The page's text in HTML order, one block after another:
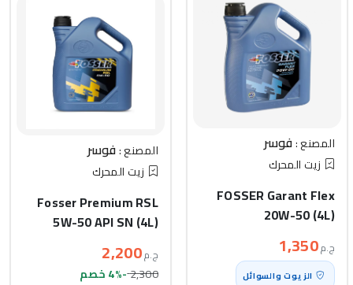
المصنع :فوسر
زيت المحرك
FOSSER Garant Flex
20W-50 (4L)
ج.م1,350
الزيوت والسوائل
المصنع :فوسر
زيت المحرك
Fosser Premium RSL
5W-50 API SN (4L)
ج.م2,200
2,300-4% خصم